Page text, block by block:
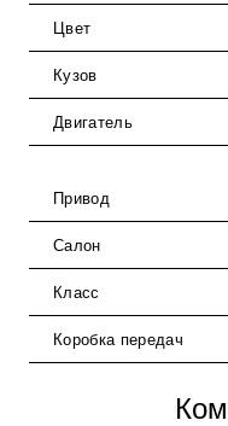
Цвет
Кузов
Двигатель
Привод
Салон
Класс
Коробка передач